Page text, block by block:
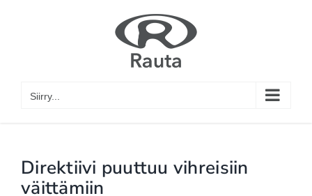
Siirry...
Direktiivi puuttuu vihreisiin
väittämiin